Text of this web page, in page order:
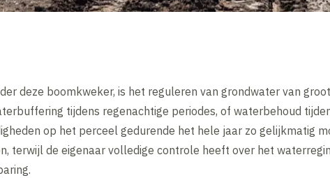
deze boomkweker, is het reguleren van grondwater van
tijdens regenachtige periodes, of waterbehoud
op het perceel gedurende het hele jaar zo gelijkmatig
terwijl de eigenaar volledige controle heeft over het